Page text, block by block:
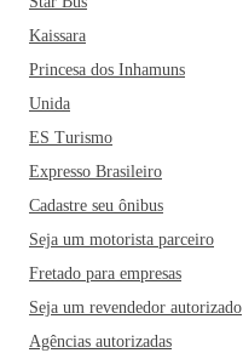
Kaissara
Princesa dos Inhamuns
Unida
ES Turismo
Expresso Brasileiro
Cadastre seu ônibus
Seja um motorista parceiro
Fretado para empresas
Seja um revendedor autorizado
Agências autorizadas